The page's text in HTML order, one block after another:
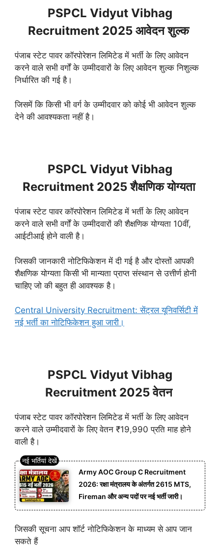
PSPCL Vidyut Vibhag
Recruitment 2025 आवेदन शुल्क
पंजाब स्टेट पावर कॉरपोरेशन लिमिटेड में भर्ती के लिए आवेदन
करने वाले सभी वर्गों के उम्मीदवारों के लिए आवेदन शुल्क निशुल्क
निर्धारित की गई है।
जिसमें कि किसी भी वर्ग के उम्मीदवार को कोई भी आवेदन शुल्क
देने की आवश्यकता नहीं है।
PSPCL Vidyut Vibhag
Recruitment 2025 शैक्षणिक योग्यता
पंजाब स्टेट पावर कॉरपोरेशन लिमिटेड में भर्ती के लिए आवेदन
करने वाले सभी वर्गों के उम्मीदवारों की शैक्षणिक योग्यता 10वीं,
आईटीआई होने वाली है।
जिसकी जानकारी नोटिफिकेशन में दी गई है और दोस्तों आपकी
शैक्षणिक योग्यता किसी भी मान्यता प्राप्त संस्थान से उत्तीर्ण होनी
चाहिए जो की बहुत ही आवश्यक है।
Central University Recruitment: सेंट्रल यूनिवर्सिटी में
नई भर्ती का नोटिफिकेशन हुआ जारी।
PSPCL Vidyut Vibhag
Recruitment 2025 वेतन
पंजाब स्टेट पावर कॉरपोरेशन लिमिटेड में भर्ती के लिए आवेदन
करने वाले उम्मीदवारों के लिए वेतन ₹19,990 प्रति माह होने
वाली है।
Army AOC Group C Recruitment
2026: रक्षा मंत्रालय के अंतर्गत 2615 MTS,
Fireman और अन्य पदों पर नई भर्ती जारी।
जिसकी सूचना आप शॉर्ट नोटिफिकेशन के माध्यम से आप जान
सकते हैं